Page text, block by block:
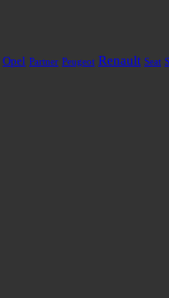
Opel Partner Peugeot Renault Seat